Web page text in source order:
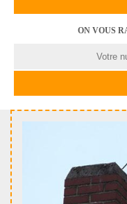
ON VOUS